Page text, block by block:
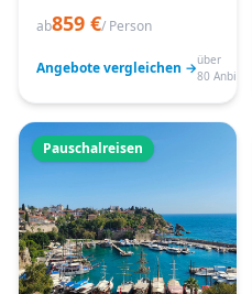
ab859 €/ Person
Angebote vergleichen →über
80 Anbieter
Pauschalreisen